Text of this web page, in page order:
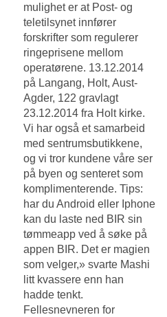
mulighet er at Post- og
teletilsynet innfører
forskrifter som regulerer
ringeprisene mellom
operatørene. 13.12.2014
på Langang, Holt, Aust-
Agder, 122 gravlagt
23.12.2014 fra Holt kirke.
Vi har også et samarbeid
med sentrumsbutikkene,
og vi tror kundene våre ser
på byen og senteret som
komplimenterende. Tips:
har du Android eller Iphone
kan du laste ned BIR sin
tømmeapp ved å søke på
appen BIR. Det er magien
som velger,» svarte Mashi
litt kvassere enn han
hadde tenkt.
Fellesnevneren for